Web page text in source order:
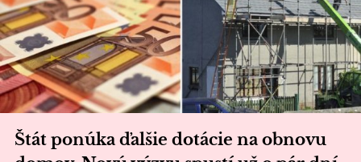
Štát ponúka ďalšie dotácie na obnovu